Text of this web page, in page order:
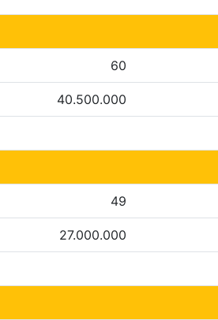
60
40.500.000
49
27.000.000